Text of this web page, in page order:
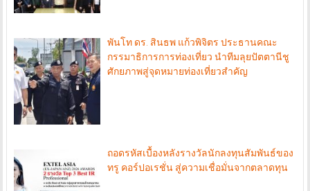
พันโท ดร. สินธพ แก้วพิจิตร ประธานคณะ
กรรมาธิการการท่องเที่ยว นำทีมลุยปัตตานีชู
ศักยภาพสู่จุดหมายท่องเที่ยวสำคัญ
ถอดรหัสเบื้องหลังรางวัลนักลงทุนสัมพันธ์ของ
ทรู คอร์ปอเรชั่น สู่ความเชื่อมั่นจากตลาดทุน